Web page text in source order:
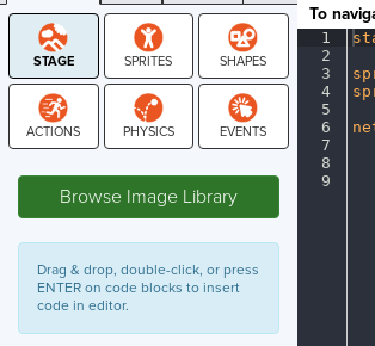
To
1
2
3
4
5
6
7
8
9
GRAPHICS
Browse Image Library
Drag & drop, double-click, or press
ENTER on code blocks to insert
code in editor.